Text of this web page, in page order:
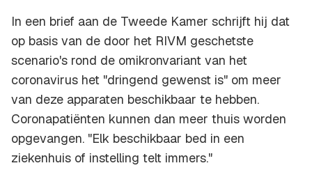
In een brief aan de Tweede Kamer schrijft hij dat
op basis van de door het RIVM geschetste
scenario's rond de omikronvariant van het
coronavirus het "dringend gewenst is" om meer
van deze apparaten beschikbaar te hebben.
Coronapatiënten kunnen dan meer thuis worden
opgevangen. "Elk beschikbaar bed in een
ziekenhuis of instelling telt immers."